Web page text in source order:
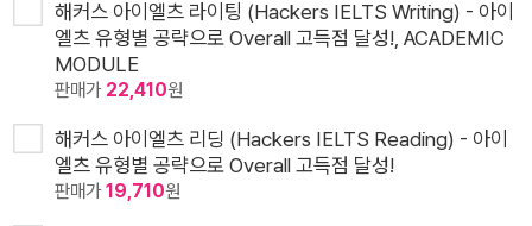
해커스 아이엘츠 라이팅 (Hackers IELTS Writing) - 아이
엘츠 유형별 공략으로 Overall 고득점 달성!, ACADEMIC
MODULE
판매가 22,410원
해커스 아이엘츠 리딩 (Hackers IELTS Reading) - 아이
엘츠 유형별 공략으로 Overall 고득점 달성!
판매가19,710원